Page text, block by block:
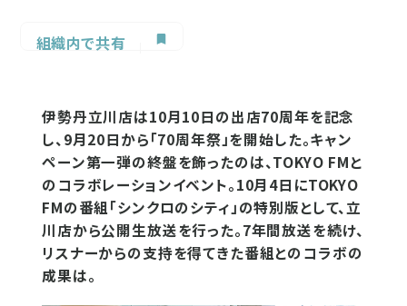
組織内で共有
伊勢丹立川店は10月10日の出店70周年を記念
し、9月20日から「70周年祭」を開始した。キャン
ペーン第一弾の終盤を飾ったのは、TOKYO FMと
のコラボレーションイベント。10月4日にTOKYO
FMの番組「シンクロのシティ」の特別版として、立
川店から公開生放送を行った。7年間放送を続け、
リスナーからの支持を得てきた番組とのコラボの
成果は。